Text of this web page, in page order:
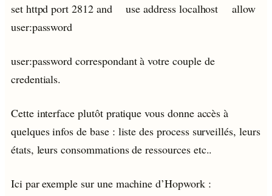
set httpd port 2812 and use address localhost allow
user:password
user:password correspondant à votre couple de
credentials.
Cette interface plutôt pratique vous donne accès à
quelques infos de base : liste des process surveillés, leurs
états, leurs consommations de ressources etc..
Ici par exemple sur une machine d’Hopwork :